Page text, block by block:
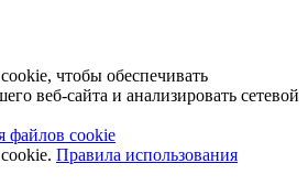
чтобы обеспечивать
веб-сайта и анализировать сетевой
файлов cookie
Правила использования